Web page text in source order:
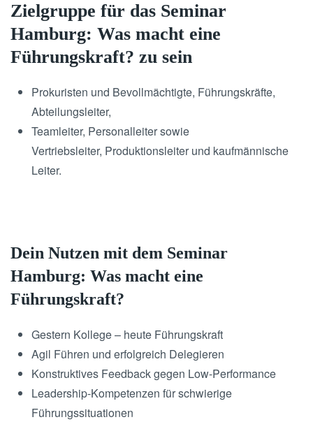
Zielgruppe für das Seminar
Hamburg: Was macht eine
Führungskraft? zu sein
Prokuristen und Bevollmächtigte, Führungskräfte,
Abteilungsleiter,
Teamleiter, Personalleiter sowie
Vertriebsleiter, Produktionsleiter und kaufmännische
Leiter.
Dein Nutzen mit dem Seminar
Hamburg: Was macht eine
Führungskraft?
Gestern Kollege – heute Führungskraft
Agil Führen und erfolgreich Delegieren
Konstruktives Feedback gegen Low-Performance
Leadership-Kompetenzen für schwierige
Führungssituationen